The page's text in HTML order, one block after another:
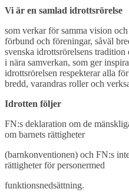
Vi är en samlad idrottsrörelse
som verkar för samma vision
förbund och föreningar, såväl
svenska idrottsrörelsens
i nära samverkan, som ger
idrottsrörelsen respekterar alla
bredd, varandras roller och
Idrotten följer
FN:s deklaration om de
om barnets rättigheter
(barnkonventionen) och FN:s
rättigheter för personermed
funktionsnedsättning.